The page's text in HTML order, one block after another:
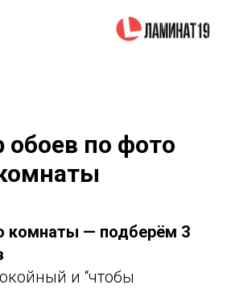
обоев по фото
комнаты — подберём 3
и “чтобы